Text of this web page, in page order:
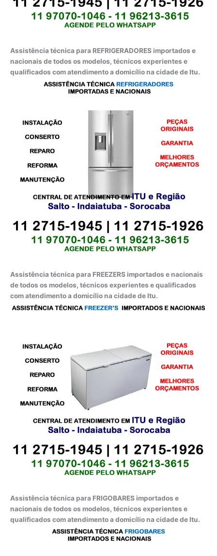
Assistência técnica para REFRIGERADORES importados e
nacionais de todos os modelos, técnicos experientes e
qualificados com atendimento a domicílio na cidade de Itu.
Assistência técnica para FREEZERS importados e nacionais
de todos os modelos, técnicos experientes e qualificados
com atendimento a domicílio na cidade de Itu.
Assistência técnica para FRIGOBARES importados e
nacionais de todos os modelos, técnicos experientes e
qualificados com atendimento a domicílio na cidade de Itu.